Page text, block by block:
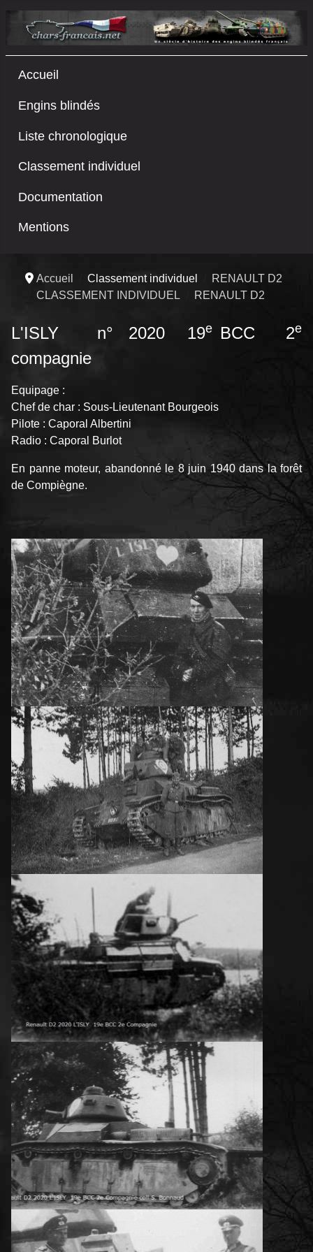
Accueil
Engins blindés
Liste chronologique
Classement individuel
Documentation
Mentions
Accueil Classement individuel
RENAULT D2
CLASSEMENT INDIVIDUEL
RENAULT D2
L'ISLY n° 2020 19e BCC 2e
compagnie
Equipage :
Chef de char : Sous-Lieutenant Bourgeois
Pilote : Caporal Albertini
Radio : Caporal Burlot
En panne moteur, abandonné le 8 juin 1940 dans la forêt
de Compiègne.